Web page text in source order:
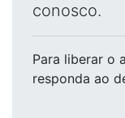
conosco.
Para liberar o
responda ao